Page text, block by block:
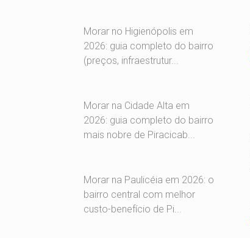
Morar no Higienópolis em
2026: guia completo do bairro
(preços, infraestrutur...
Morar na Cidade Alta em
2026: guia completo do bairro
mais nobre de Piracicab...
Morar na Paulicéia em 2026: o
bairro central com melhor
custo-benefício de Pi...